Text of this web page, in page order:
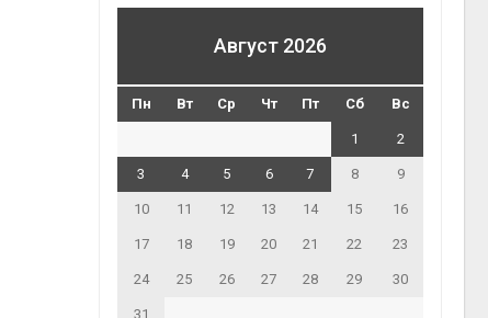
Август 2026
Пн Вт Ср Чт Пт Сб Вс
1 2
3 4 5 6 7 8 9
10 11 12 13 14 15 16
17 18 19 20 21 22 23
24 25 26 27 28 29 30
31